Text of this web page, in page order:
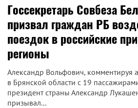
Госсекретарь Совбеза
призвал граждан РБ
поездок в российские
регионы
Александр Вольфович, комментируя
в Брянской области с 19
президент страны Александр
призывал...